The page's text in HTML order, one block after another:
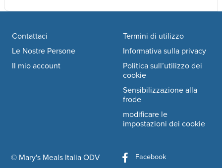
Footer navigation
© Mary's Meals Italia ODVcompany information
Contattaci
Le Nostre Persone
Il mio account
Termini di utilizzo
Informativa sulla privacy
Politica sull’utilizzo dei
cookie
Sensibilizzazione alla
frode
modificare le
impostazioni dei cookie
Facebook